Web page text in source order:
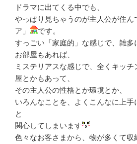
ドラマに出てくる中でも、
やっぱり見ちゃうのが主人公が住ん
ア」
です。
すっごい「家庭的」な感じで、雑多
お部屋もあれば、
ミステリアスな感じで、全くキッ
屋とかもあって、
その主人公の性格とか環境とか、
いろんなことを、よくこんなに上手
と
関心してしまいます
色々なお客さまから、物が多くて収